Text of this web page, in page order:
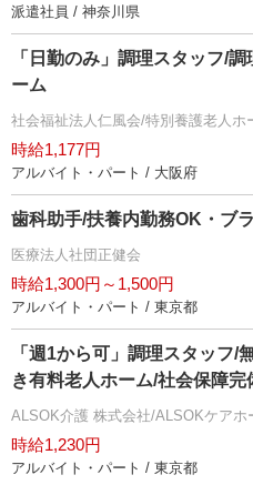
派遣社員 / 神奈川県
「日勤のみ」調理スタッフ/
ーム
社会福祉法人仁風会/特別養護老人ホ
時給1,177円
アルバイト・パート / 大阪府
歯科助手/扶養内勤務OK・ブ
医療法人社団正健会
時給1,300円～1,500円
アルバイト・パート / 東京都
「週1から可」調理スタッフ/
き有料老人ホーム/社会保障完
ALSOK介護 株式会社/ALSOKケアホ
時給1,230円
アルバイト・パート / 東京都